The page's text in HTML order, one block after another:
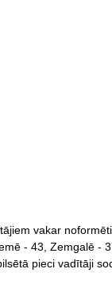
vakar
- 43, Zemgalē -
pieci vadītāji